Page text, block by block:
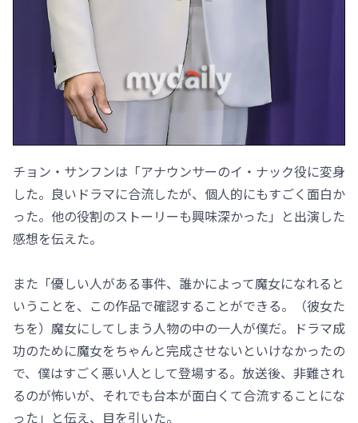
チョン・サンフンは「アナウンサーのイ・ナック役に変身
した。良いドラマに合流したが、個人的にもすごく面白か
った。他の役割のストーリーも興味深かった」と出演した
感想を伝えた。
また「優しい人がある事件、誰かによって魔女になれると
いうことを、この作品で確認することができる。（彼女た
ちを）魔女にしてしまう人物の中の一人が僕だ。ドラマ成
功のために魔女をちゃんと完成させないといけなかったの
で、僕はすごく悪い人として登場する。放送後、非難され
るのが怖いが、それでも台本が面白くて合流することにな
った」と伝え、目を引いた。